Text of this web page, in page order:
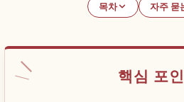
목차 자주 묻
핵심 포